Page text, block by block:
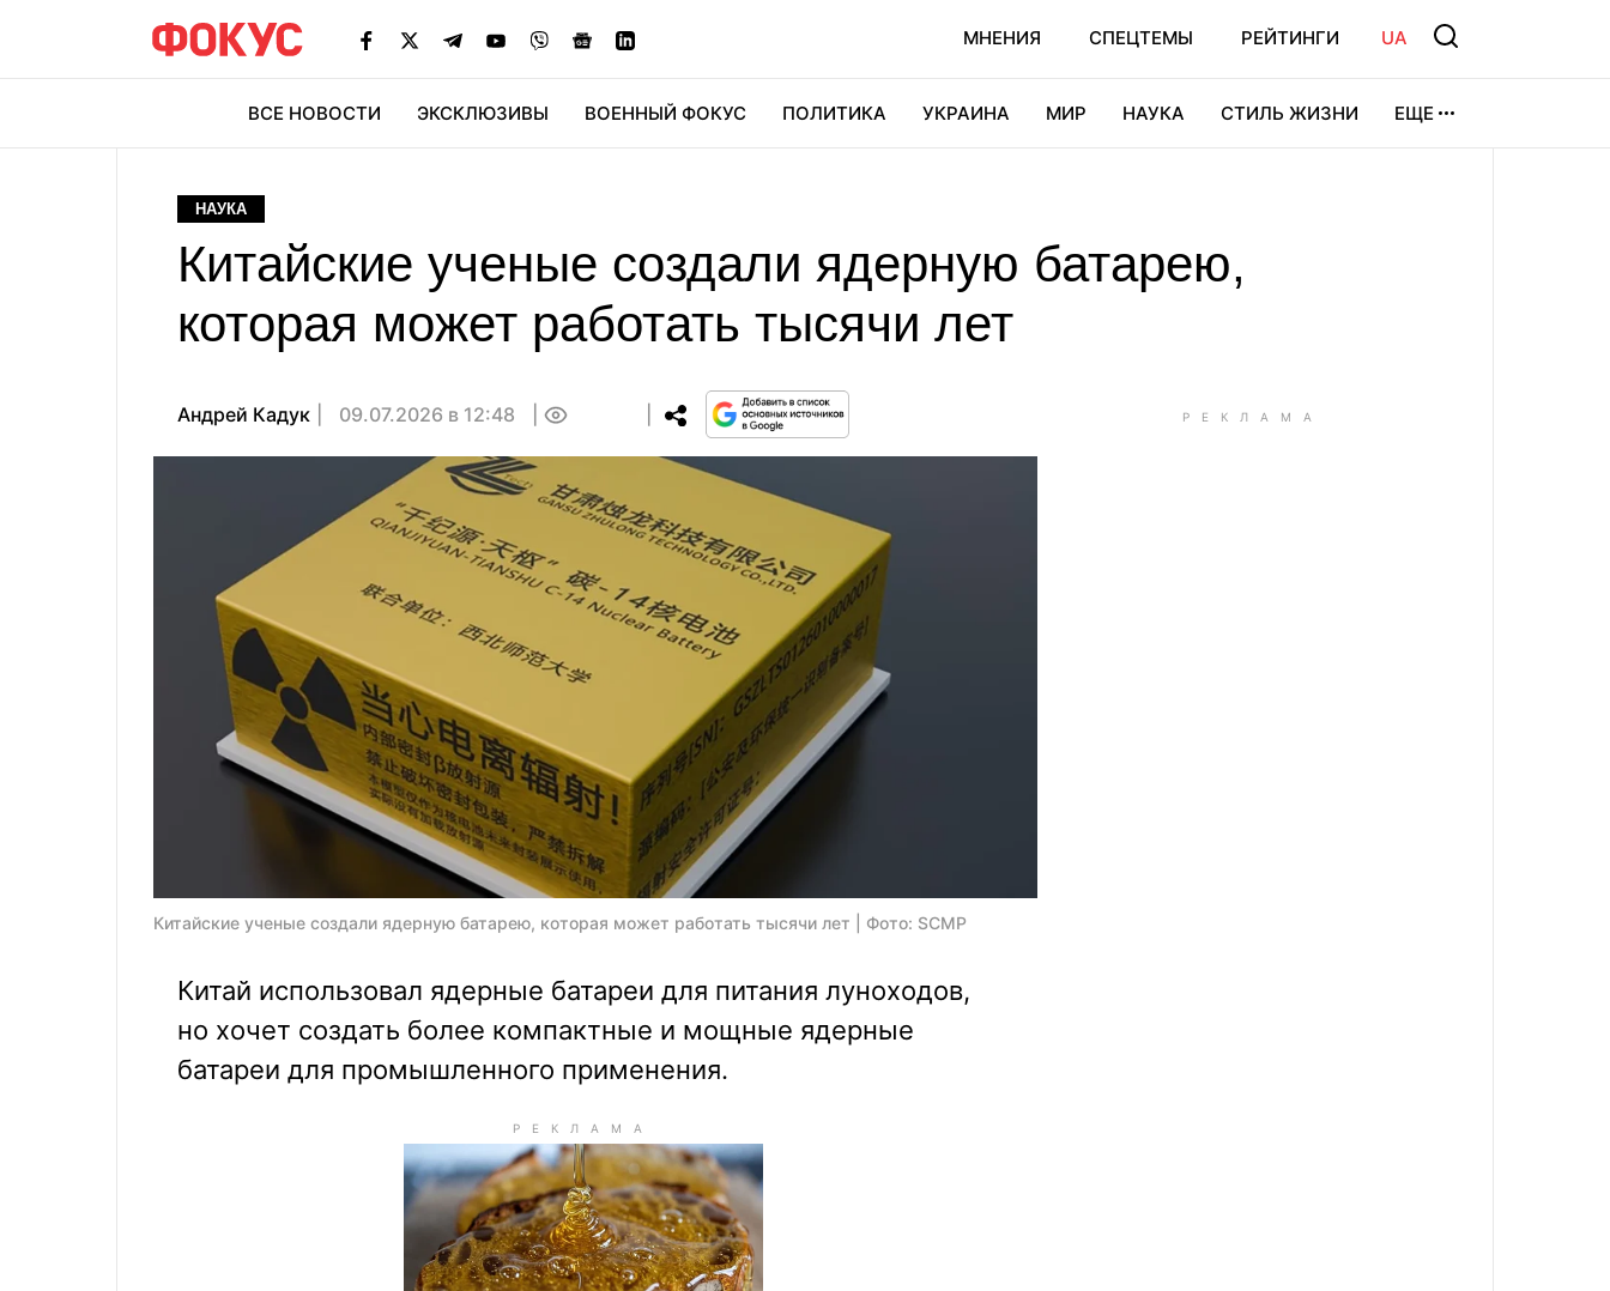
МНЕНИЯ СПЕЦТЕМЫ РЕЙТИНГИ UA
ВСЕ НОВОСТИ ЭКСКЛЮЗИВЫ ВОЕННЫЙ ФОКУС ПОЛИТИКА УКРАИНА МИР НАУКА СТИЛЬ ЖИЗНИ ЕЩЕ
НАУКА
Китайские ученые создали ядерную батарею,
которая может работать тысячи лет
Андрей Кадук 09.07.2026 в 12:48
Китайские ученые создали ядерную батарею, которая может работать тысячи лет | Фото: SCMP
Китай использовал ядерные батареи для питания луноходов,
но хочет создать более компактные и мощные ядерные
батареи для промышленного применения.